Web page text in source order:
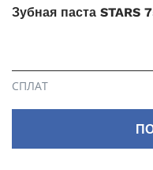
Зубная паста STARS
СПЛАТ